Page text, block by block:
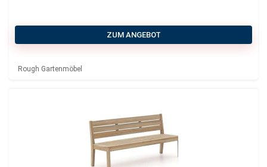
ZUM ANGEBOT
Rough Gartenmöbel